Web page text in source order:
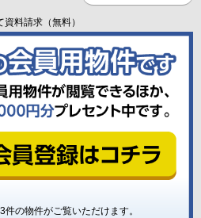
料請求（無料）
件の物件がご覧いただけます。